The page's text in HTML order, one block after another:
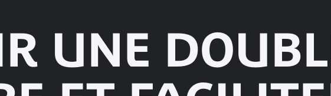
UNE